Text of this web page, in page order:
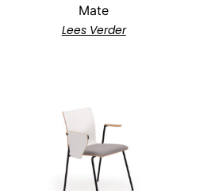
Mate
Lees Verder